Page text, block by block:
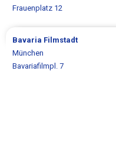
Frauenplatz 12
Bavaria Filmstadt
München
Bavariafilmpl. 7